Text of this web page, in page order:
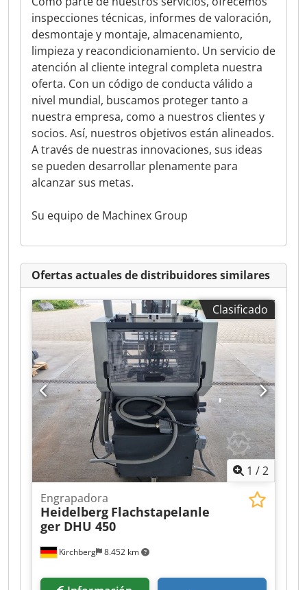
inspecciones técnicas, informes de valoración,
desmontaje y montaje, almacenamiento,
limpieza y reacondicionamiento. Un servicio de
atención al cliente integral completa nuestra
oferta. Con un código de conducta válido a
nivel mundial, buscamos proteger tanto a
nuestra empresa, como a nuestros clientes y
socios. Así, nuestros objetivos están alineados.
A través de nuestras innovaciones, sus ideas
se pueden desarrollar plenamente para
alcanzar sus metas.
Su equipo de Machinex Group
Ofertas actuales de distribuidores similares
Clasificado
1 /2
Kirchberg 8.452 km
Engrapadora
Heidelberg Flachstapelanle
ger DHU 450